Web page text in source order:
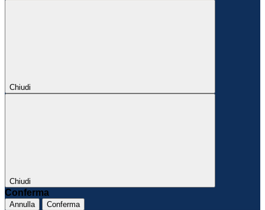
Chiudi
Chiudi
Conferma
Annulla Conferma